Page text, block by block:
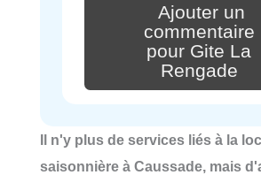
Ajouter un
commentaire
pour Gite La
Rengade
Il n'y plus de services liés à la
saisonnière à Caussade, mais